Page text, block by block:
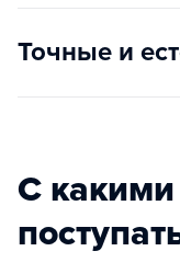
Точные и
С